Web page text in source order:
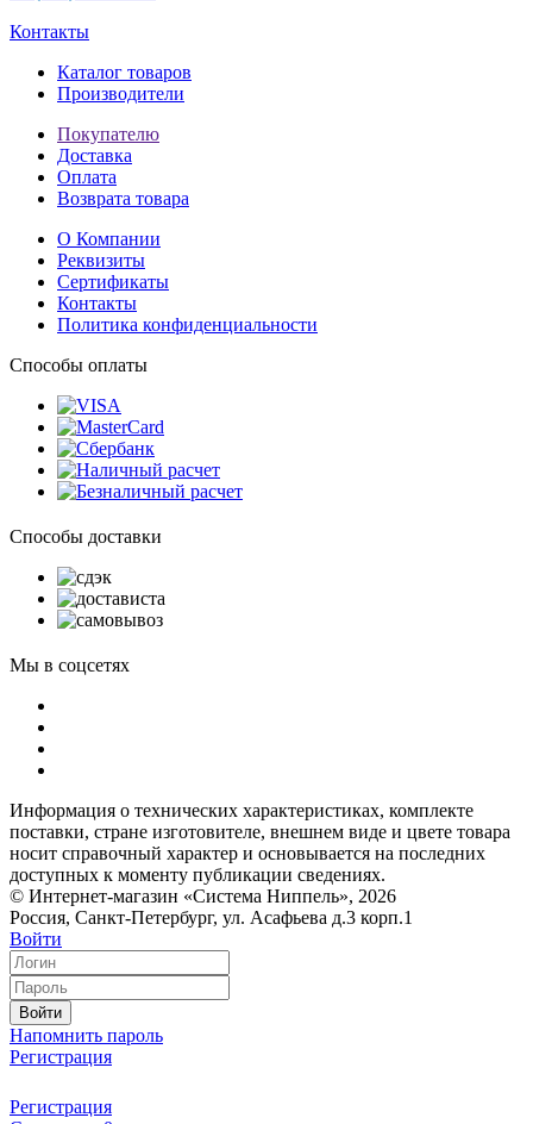
Контакты
Каталог товаров
Производители
Покупателю
Доставка
Оплата
Возврата товара
О Компании
Реквизиты
Сертификаты
Контакты
Политика конфиденциальности
Способы оплаты
Способы доставки
Мы в соцсетях
Информация о технических характеристиках, комплекте
поставки, стране изготовителе, внешнем виде и цвете товара
носит справочный характер и основывается на последних
доступных к моменту публикации сведениях.
© Интернет-магазин «Система Ниппель», 2026
Россия, Санкт-Петербург, ул. Асафьева д.3 корп.1
Войти
Войти
Напомнить пароль
Регистрация
Регистрация